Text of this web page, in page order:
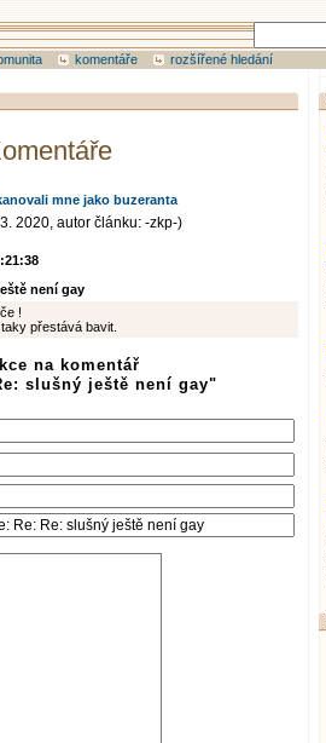
komentáře rozšířené hledání
mne jako buzeranta
2020, autor článku: -zkp-)
není gay
!
přestává bavit.
na komentář
slušný ještě není gay"